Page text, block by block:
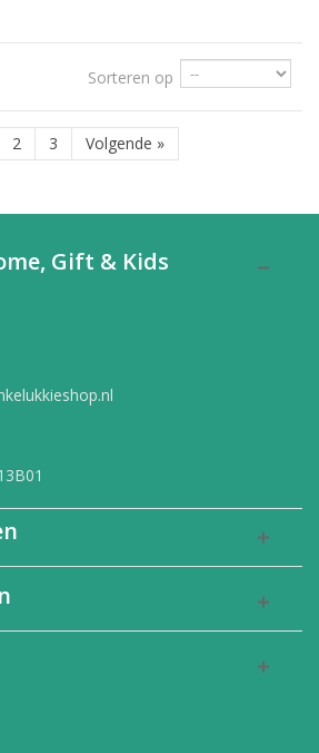
Sorteren op
2 3 Volgende »
Gift & Kids